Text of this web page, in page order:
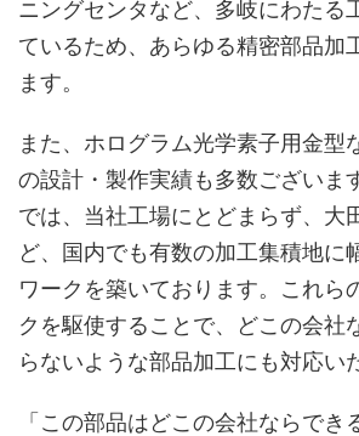
ニングセンタなど、多岐にわたる
ているため、あらゆる精密部品加
ます。
また、ホログラム光学素子用金型
の設計・製作実績も多数ございま
では、当社工場にとどまらず、大
ど、国内でも有数の加工集積地に
ワークを築いております。これら
クを駆使することで、どこの会社
らないような部品加工にも対応い
「この部品はどこの会社ならでき